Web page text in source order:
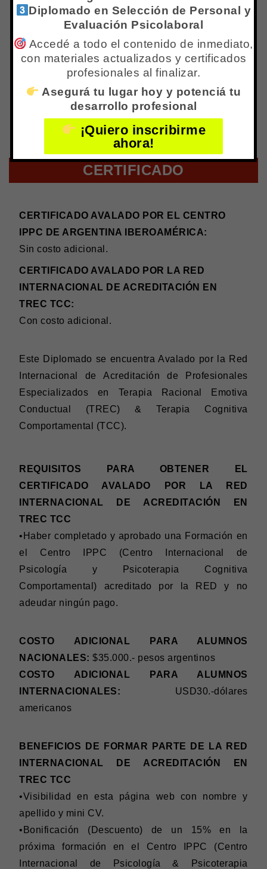
buscan herramientas clínicas específicas
para este campo
Trabajadores sociales, operadores
judiciales y profesionales de equipos
interdisciplinarios que abordan violencia de
género
Estudiantes avanzados de psicología y
carreras afines interesados en esta área
CERTIFICADO
CERTIFICADO AVALADO POR EL CENTRO
IPPC DE ARGENTINA IBEROAMÉRICA:
Sin costo adicional.
CERTIFICADO AVALADO POR LA RED
INTERNACIONAL DE ACREDITACIÓN EN
TREC TCC:
Con costo adicional.
Este Diplomado se encuentra Avalado por la Red
Internacional de Acreditación de Profesionales
Especializados en Terapia Racional Emotiva
Conductual (TREC) & Terapia Cognitiva
Comportamental (TCC).
REQUISITOS PARA OBTENER EL
CERTIFICADO AVALADO POR LA RED
INTERNACIONAL DE ACREDITACIÓN EN
TREC TCC
•Haber completado y aprobado una Formación en
el Centro IPPC (Centro Internacional de
Psicología y Psicoterapia Cognitiva
Comportamental) acreditado por la RED y no
adeudar ningún pago.
COSTO ADICIONAL PARA ALUMNOS
NACIONALES: $35.000.- pesos argentinos
COSTO ADICIONAL PARA ALUMNOS
INTERNACIONALES: USD30.-dólares
americanos
BENEFICIOS DE FORMAR PARTE DE LA RED
INTERNACIONAL DE ACREDITACIÓN EN
TREC TCC
•Visibilidad en esta página web con nombre y
apellido y mini CV.
•Bonificación (Descuento) de un 15% en la
próxima formación en el Centro IPPC (Centro
Internacional de Psicología & Psicoterapia
Diplomado en Selección de Personal y
Evaluación Psicolaboral
Accedé a todo el contenido de inmediato,
con materiales actualizados y certificados
profesionales al finalizar.
Asegurá tu lugar hoy y potenciá tu
desarrollo profesional
¡Quiero inscribirme
ahora!